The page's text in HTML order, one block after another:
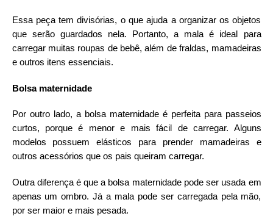
Essa peça tem divisórias, o que ajuda a organizar os objetos
que serão guardados nela. Portanto, a mala é ideal para
carregar muitas roupas de bebê, além de fraldas, mamadeiras
e outros itens essenciais.
Bolsa maternidade
Por outro lado, a bolsa maternidade é perfeita para passeios
curtos, porque é menor e mais fácil de carregar. Alguns
modelos possuem elásticos para prender mamadeiras e
outros acessórios que os pais queiram carregar.
Outra diferença é que a bolsa maternidade pode ser usada em
apenas um ombro. Já a mala pode ser carregada pela mão,
por ser maior e mais pesada.